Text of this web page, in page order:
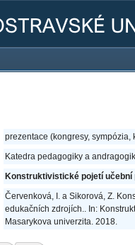
prezentace (kongresy, sympózia,
Katedra pedagogiky a
Konstruktivistické pojetí učební
Červenková, I. a Sikorová, Z.
edukačních zdrojích.. In:
Masarykova univerzita. 2018.